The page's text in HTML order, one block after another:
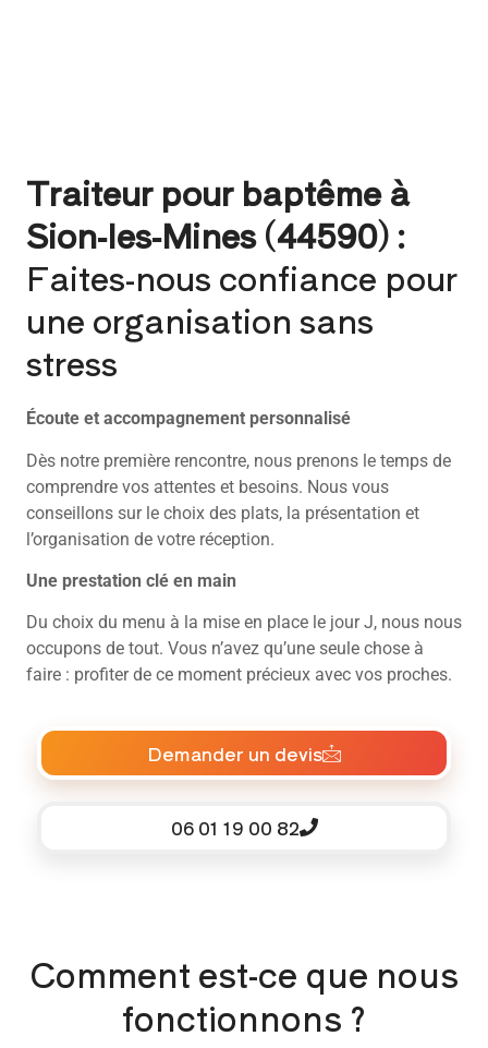
Traiteur pour baptême à
Sion-les-Mines (44590) :
Faites-nous confiance pour
une organisation sans
stress
Écoute et accompagnement personnalisé
Dès notre première rencontre, nous prenons le temps de
comprendre vos attentes et besoins. Nous vous
conseillons sur le choix des plats, la présentation et
l’organisation de votre réception.
Une prestation clé en main
Du choix du menu à la mise en place le jour J, nous nous
occupons de tout. Vous n’avez qu’une seule chose à
faire : profiter de ce moment précieux avec vos proches.
Demander un devis
06 01 19 00 82
Comment est-ce que nous
fonctionnons ?